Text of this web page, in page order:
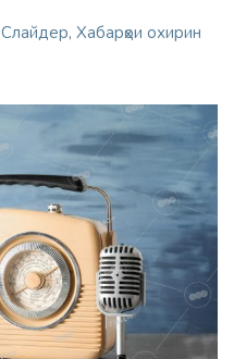
Слайдер, Хабарҳои охирин